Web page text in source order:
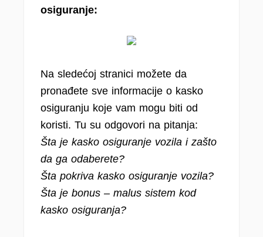
osiguranje:
Na sledećoj stranici možete da
pronađete sve informacije o kasko
osiguranju koje vam mogu biti od
koristi. Tu su odgovori na pitanja:
Šta je kasko osiguranje vozila i zašto
da ga odaberete?
Šta pokriva kasko osiguranje vozila?
Šta je bonus – malus sistem kod
kasko osiguranja?